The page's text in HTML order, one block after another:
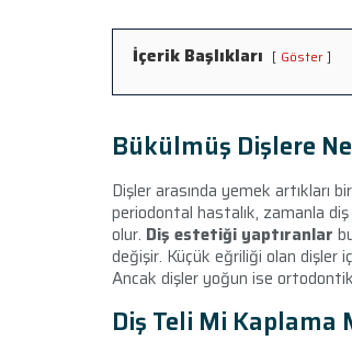
İçerik Başlıkları Göster
Bükülmüş Dişlere
Dişler arasında yemek artıkları
periodontal hastalık, zamanla diş
olur. Diş estetiği yaptıranlar
değişir. Küçük eğriliği olan dişler
Ancak dişler yoğun ise
Diş Teli Mi Kaplama